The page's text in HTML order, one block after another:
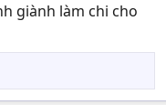
giành làm chi cho